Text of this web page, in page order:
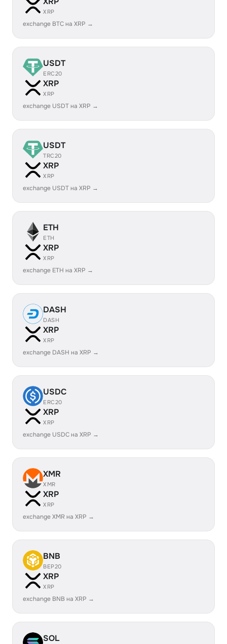
XRP
exchange BTC на XRP →
USDT
ERC20
XRP
XRP
exchange USDT на XRP →
USDT
TRC20
XRP
XRP
exchange USDT на XRP →
ETH
ETH
XRP
XRP
exchange ETH на XRP →
DASH
DASH
XRP
XRP
exchange DASH на XRP →
USDC
ERC20
XRP
XRP
exchange USDC на XRP →
XMR
XMR
XRP
XRP
exchange XMR на XRP →
BNB
BEP20
XRP
XRP
exchange BNB на XRP →
SOL